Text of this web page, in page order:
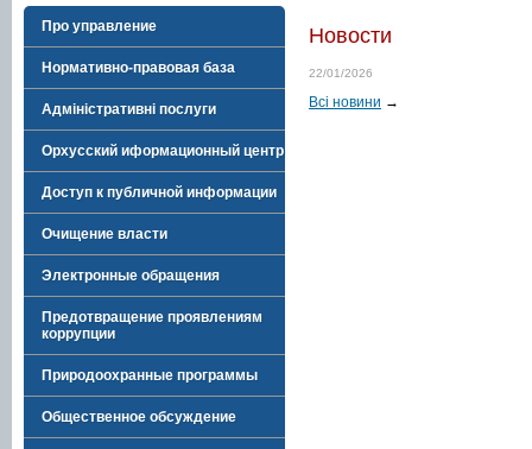
Про управление
Нормативно-правовая база
Адміністративні послуги
Орхусский иформационный центр
Доступ к публичной информации
Очищение власти
Электронные обращения
Предотвращение проявлениям
коррупции
Природоохранные программы
Общественное обсуждение
Новости
22/01/2026
Всі новини →